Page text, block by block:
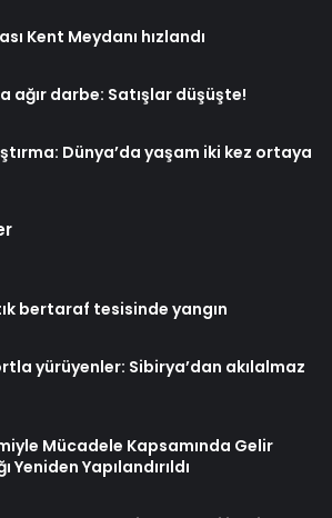
Kent Meydanı hızlandı
ağır darbe: Satışlar düşüşte!
Dünya’da yaşam iki kez ortaya
bertaraf tesisinde yangın
yürüyenler: Sibirya’dan akılalmaz
Mücadele Kapsamında Gelir
Yeniden Yapılandırıldı